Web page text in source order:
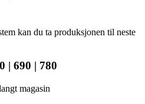
kan du ta produksjonen til neste
| 690 | 780
magasin